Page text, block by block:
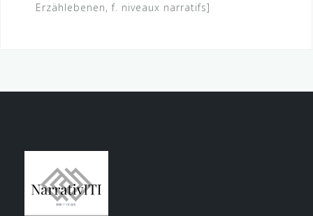
Erzählebenen, f. niveaux narratifs]